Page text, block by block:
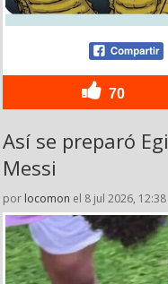
70
Así se preparó
Messi
por locomon el 8 jul 2026, 12:38